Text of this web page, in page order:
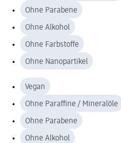
Ohne Parabene
Ohne Alkohol
Ohne Farbstoffe
Ohne Nanopartikel
Vegan
Ohne Paraffine / Mineralöle
Ohne Parabene
Ohne Alkohol